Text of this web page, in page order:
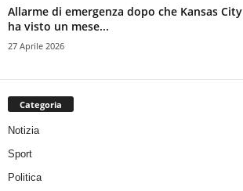
Allarme di emergenza dopo che Kansas City
ha visto un mese...
27 Aprile 2026
Categoria
Notizia
Sport
Politica